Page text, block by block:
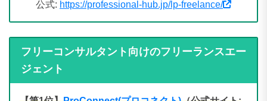
公式: https://professional-hub.jp/lp-freelance/
フリーコンサルタント向けのフリーランスエー
ジェント